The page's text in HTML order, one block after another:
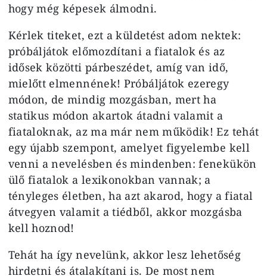
hogy még képesek álmodni.
Kérlek titeket, ezt a küldetést adom nektek:
próbáljátok előmozdítani a fiatalok és az
idősek közötti párbeszédet, amíg van idő,
mielőtt elmennének! Próbáljátok ezeregy
módon, de mindig mozgásban, mert ha
statikus módon akartok átadni valamit a
fiataloknak, az ma már nem működik! Ez tehát
egy újabb szempont, amelyet figyelembe kell
venni a nevelésben és mindenben: fenekükön
ülő fiatalok a lexikonokban vannak; a
tényleges életben, ha azt akarod, hogy a fiatal
átvegyen valamit a tiédből, akkor mozgásba
kell hoznod!
Tehát ha így nevelünk, akkor lesz lehetőség
hirdetni és átalakítani is. De most nem